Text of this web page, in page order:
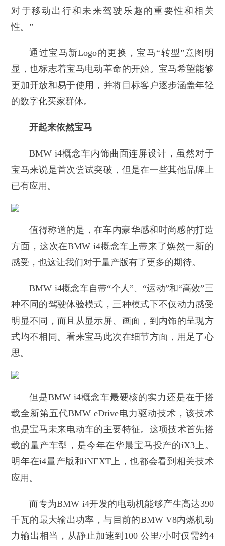
对于移动出行和未来驾驶乐趣的重要性和相关
性。”
通过宝马新Logo的更换，宝马“转型”意图明
显，也标志着宝马电动革命的开始。宝马希望能够
更加开放和易于使用，并将目标客户逐步涵盖年轻
的数字化买家群体。
开起来依然宝马
BMW i4概念车内饰曲面连屏设计，虽然对于
宝马来说是首次尝试突破，但是在一些其他品牌上
已有应用。
值得称道的是，在车内豪华感和时尚感的打造
方面，这次在BMW i4概念车上带来了焕然一新的
感受，也这让我们对于量产版有了更多的期待。
BMW i4概念车自带“个人”、“运动”和“高效”三
种不同的驾驶体验模式，三种模式下不仅动力感受
明显不同，而且从显示屏、画面，到内饰的呈现方
式均不相同。看来宝马此次在细节方面，用足了心
思。
但是BMW i4概念车最硬核的实力还是在于搭
载全新第五代BMW eDrive电力驱动技术，该技术
也是宝马未来电动车的主要特征。这项技术首先搭
载的量产车型，是今年在华晨宝马投产的iX3上。
明年在i4量产版和iNEXT上，也都会看到相关技术
应用。
而专为BMW i4开发的电动机能够产生高达390
千瓦的最大输出功率，与目前的BMW V8内燃机动
力输出相当，从静止加速到100 公里/小时仅需约4